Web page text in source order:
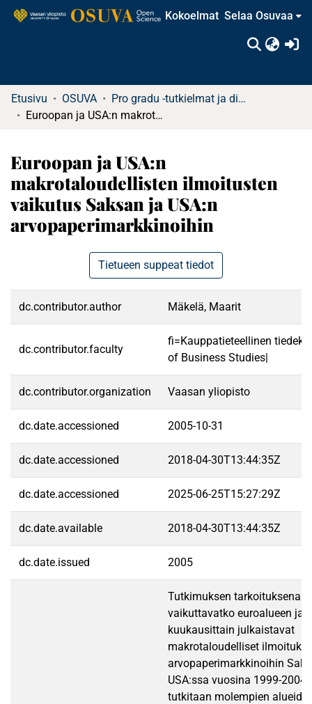
Kokoelmat Selaa Osuvaa
Etusivu OSUVA
Pro gradu -tutkielmat ja diplomityöt
Euroopan ja USA:n makrotaloudellisten ilmoitusten vaikutus Saksan ja USA:n arvopaperimarkkinoihin
Euroopan ja USA:n
makrotaloudellisten ilmoitusten
vaikutus Saksan ja USA:n
arvopaperimarkkinoihin
Tietueen suppeat tiedot
dc.contributor.author Mäkelä, Maarit
dc.contributor.faculty
fi=Kauppatieteellinen
of Business Studies|
dc.contributor.organization Vaasan yliopisto
dc.date.accessioned 2005-10-31
dc.date.accessioned 2018-04-30T13:44:35Z
dc.date.accessioned 2025-06-25T15:27:29Z
dc.date.available 2018-04-30T13:44:35Z
dc.date.issued 2005
Tutkimuksen tarkoituksena
vaikuttavatko euroalueen ja
kuukausittain julkaistavat
makrotaloudelliset
arvopaperimarkkinoihin
USA:ssa vuosina 1999-
tutkitaan molempien